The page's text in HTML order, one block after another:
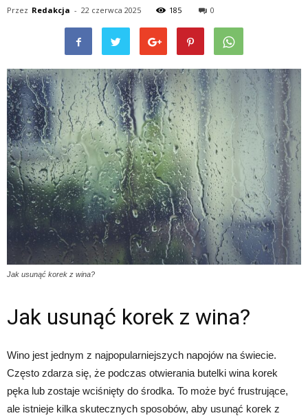
Przez Redakcja - 22 czerwca 2025 185 0
Jak usunąć korek z wina?
Jak usunąć korek z wina?
Wino jest jednym z najpopularniejszych napojów na świecie.
Często zdarza się, że podczas otwierania butelki wina korek
pęka lub zostaje wciśnięty do środka. To może być frustrujące,
ale istnieje kilka skutecznych sposobów, aby usunąć korek z